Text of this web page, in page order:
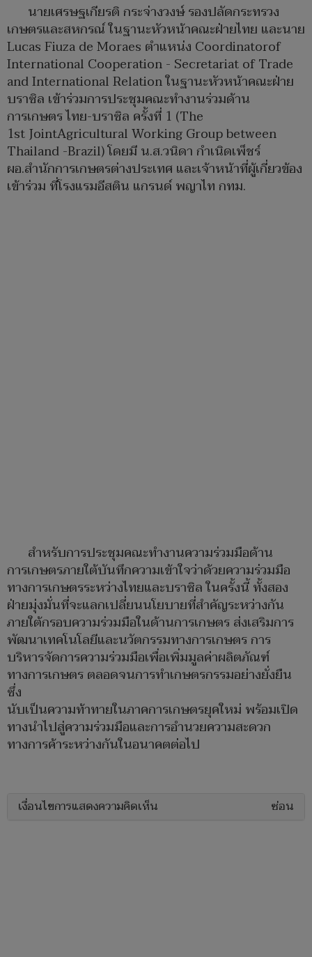
นายเศรษฐเกียรติ กระจ่างวงษ์ รองปลัดกระทรวง
เกษตรและสหกรณ์ ในฐานะหัวหน้าคณะฝ่ายไทย และนาย
Lucas Fiuza de Moraes ตำแหน่ง Coordinatorof
International Cooperation - Secretariat of Trade
and International Relation ในฐานะหัวหน้าคณะฝ่าย
บราซิล เข้าร่วมการประชุมคณะทำงานร่วมด้าน
การเกษตร ไทย-บราซิล ครั้งที่ 1 (The
1st JointAgricultural Working Group between
Thailand -Brazil) โดยมี น.ส.วนิดา กำเนิดเพ็ชร์
ผอ.สำนักการเกษตรต่างประเทศ และเจ้าหน้าที่ผู้เกี่ยวข้อง
เข้าร่วม ที่โรงแรมอีสติน แกรนด์ พญาไท กทม.
สำหรับการประชุมคณะทำงานความร่วมมือด้าน
การเกษตรภายใต้บันทึกความเข้าใจว่าด้วยความร่วมมือ
ทางการเกษตรระหว่างไทยและบราซิล ในครั้งนี้ ทั้งสอง
ฝ่ายมุ่งมั่นที่จะแลกเปลี่ยนนโยบายที่สำคัญระหว่างกัน
ภายใต้กรอบความร่วมมือในด้านการเกษตร ส่งเสริมการ
พัฒนาเทคโนโลยีและนวัตกรรมทางการเกษตร การ
บริหารจัดการความร่วมมือเพื่อเพิ่มมูลค่าผลิตภัณฑ์
ทางการเกษตร ตลอดจนการทำเกษตรกรรมอย่างยั่งยืน
ซึ่ง
นับเป็นความท้าทายในภาคการเกษตรยุคใหม่ พร้อมเปิด
ทางนำไปสู่ความร่วมมือและการอำนวยความสะดวก
ทางการค้าระหว่างกันในอนาคตต่อไป
เงื่อนไขการแสดงความคิดเห็น ซ่อน